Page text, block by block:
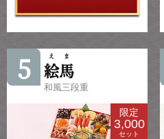
5 絵馬
えま
和風三段重
限定
3,000
セット